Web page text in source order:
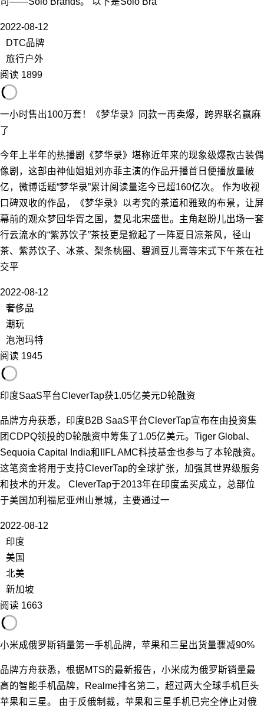
2022-08-12
DTC品牌
旅行户外
阅读 1899
一小时售出100万套！《梦华录》同款一再卖爆，跨界联名赢麻
了
今年上半年的热播剧《梦华录》堪称近年来的现象级爆款古装偶
像剧，这部由神仙姐姐刘亦菲主演的作品开播首日便播放量破
亿，微博话题“梦华录”累计阅读量迄今已超160亿次。 作为收视
口碑双收的作品，《梦华录》以考究的茶道和雅致的布景，让屏
幕前的观众梦回华胥之国，复见北宋盛世。主角赵盼儿出场一套
行云流水的“紫苏饮子”茶技更是掀起了一阵夏日凉茶风，径山
茶、紫苏饮子、冰茶、梨条桃圈、碧涧豆儿膏等宋式下午茶在社
交平
2022-08-12
奢侈品
潮玩
泡泡玛特
阅读 1945
印度SaaS平台CleverTap获1.05亿美元D轮融资
品牌方舟获悉，印度B2B SaaS平台CleverTap宣布在由投资集
团CDPQ领投的D轮融资中筹集了1.05亿美元。Tiger Global、
Sequoia Capital India和IIFL AMC科技基金也参与了本轮融资。
这笔资金将用于支持CleverTap的全球扩张，加强其世界级服务
和技术的开发。 CleverTap于2013年在印度孟买成立，总部位
于美国加利福尼亚州山景城，主要通过一
2022-08-12
印度
美国
北美
新加坡
阅读 1663
小米成俄罗斯销量第一手机品牌，苹果和三星出货量骤减90%
品牌方舟获悉，根据MTS的最新报告，小米成为俄罗斯销量最
高的智能手机品牌，Realme排名第二，超过两大全球手机巨头
苹果和三星。 由于反俄制裁，苹果和三星手机已完全停止对俄